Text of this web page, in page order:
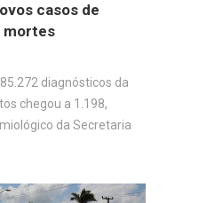
casos de
mortes
diagnósticos da
chegou a 1.198,
da Secretaria